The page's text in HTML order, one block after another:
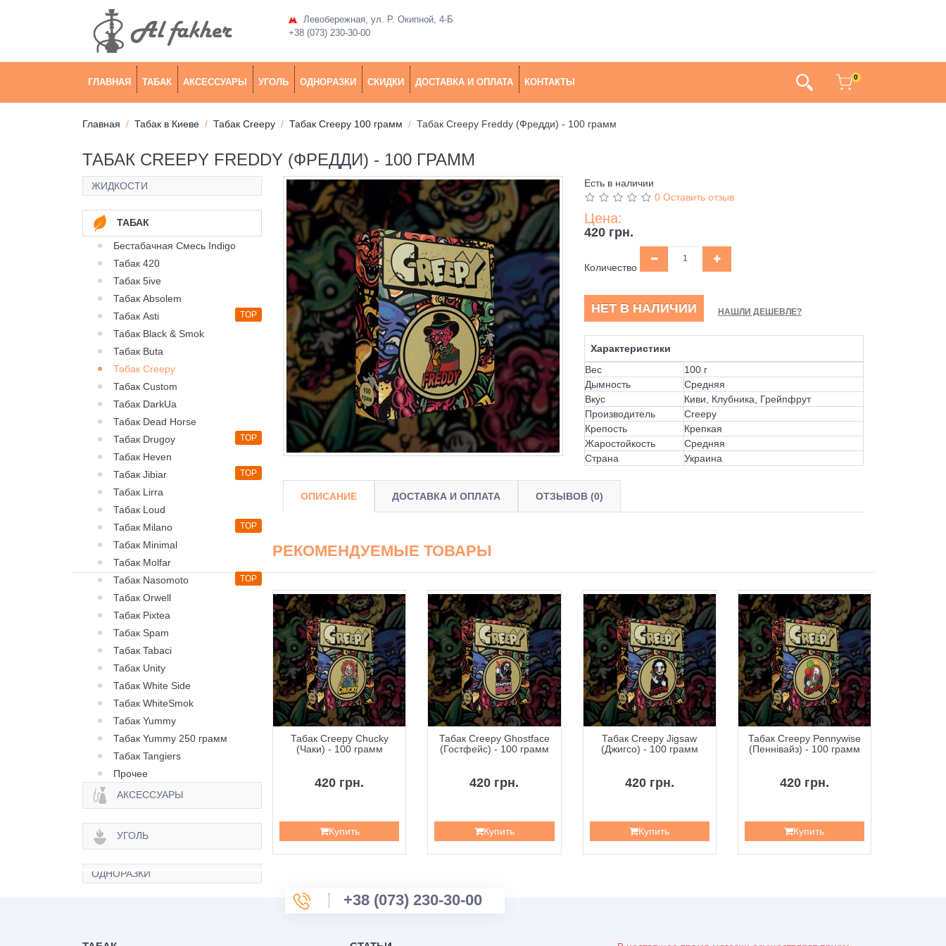
Левобережная, ул. Р. Окипной, 4-Б
+38 (073) 230-30-00
ГЛАВНАЯ ТАБАК АКСЕССУАРЫ УГОЛЬ ОДНОРАЗКИ СКИДКИ ДОСТАВКА И ОПЛАТА КОНТАКТЫ 0
Главная Табак в Киеве Табак Creepy Табак Creepy 100 грамм Табак Creepy Freddy (Фредди) - 100 грамм
ТАБАК CREEPY FREDDY (ФРЕДДИ) - 100 ГРАММ
ЖИДКОСТИ
ТАБАК
Бестабачная Смесь Indigo
Табак 420
Табак 5ive
Табак Absolem
Табак Asti
TOP
Табак Black & Smok
Табак Buta
Табак Creepy
Табак Custom
Табак DarkUa
Табак Dead Horse
Табак Drugoy
TOP
Табак Heven
Табак Jibiar
TOP
Табак Lirra
Табак Loud
Табак Milano
TOP
Табак Minimal
Табак Molfar
Табак Nasomoto
TOP
Табак Orwell
Табак Pixtea
Табак Spam
Табак Tabaci
Табак Unity
Табак White Side
Табак WhiteSmok
Табак Yummy
Табак Yummy 250 грамм
Табак Tangiers
Прочее
АКСЕССУАРЫ
УГОЛЬ
ОДНОРАЗКИ
Есть в наличии
0 Оставить отзыв
Цена:
420 грн.
Количество
НЕТ В НАЛИЧИИ НАШЛИ ДЕШЕВЛЕ?
Характеристики
Вес
100 г
Дымность
Средняя
Вкус
Киви, Клубника, Грейпфрут
Производитель
Creepy
Крепость
Крепкая
Жаростойкость
Средняя
Страна
Украина
ОПИСАНИЕ ДОСТАВКА И ОПЛАТА ОТЗЫВОВ (0)
РЕКОМЕНДУЕМЫЕ ТОВАРЫ
Табак Creepy Creepy
100 грамм
420 грн.
Табак Creepy Chucky
(Чаки) - 100 грамм
420 грн.
Купить
Табак Creepy Ghostface
(Гостфейс) - 100 грамм
420 грн.
Купить
Табак Creepy Jigsaw
(Джигсо) - 100 грамм
420 грн.
Купить
Табак Creepy Pennywise
(Пеннівайз) - 100 грамм
420 грн.
Купить
+38 (073) 230-30-00